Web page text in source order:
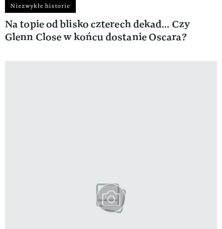
Niezwykłe historie
Na topie od blisko czterech dekad… Czy
Glenn Close w końcu dostanie Oscara?